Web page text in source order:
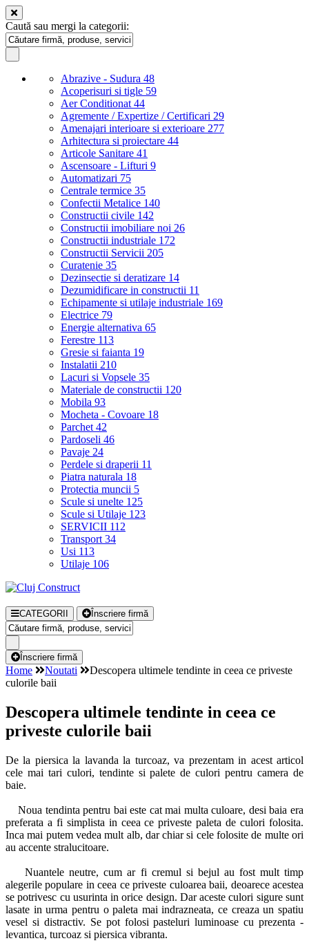
Caută sau mergi la categorii:
Abrazive - Sudura 48
Acoperisuri si tigle 59
Aer Conditionat 44
Agremente / Expertize / Certificari 29
Amenajari interioare si exterioare 277
Arhitectura si proiectare 44
Articole Sanitare 41
Ascensoare - Lifturi 9
Automatizari 75
Centrale termice 35
Confectii Metalice 140
Constructii civile 142
Constructii imobiliare noi 26
Constructii industriale 172
Constructii Servicii 205
Curatenie 35
Dezinsectie si deratizare 14
Dezumidificare in constructii 11
Echipamente si utilaje industriale 169
Electrice 79
Energie alternativa 65
Ferestre 113
Gresie si faianta 19
Instalatii 210
Lacuri si Vopsele 35
Materiale de constructii 120
Mobila 93
Mocheta - Covoare 18
Parchet 42
Pardoseli 46
Pavaje 24
Perdele si draperii 11
Piatra naturala 18
Protectia muncii 5
Scule si unelte 125
Scule si Utilaje 123
SERVICII 112
Transport 34
Usi 113
Utilaje 106
CATEGORII Înscriere firmă
Înscriere firmă
Home Noutati
Descopera ultimele tendinte in ceea ce priveste
culorile baii
Descopera ultimele tendinte in ceea ce
priveste culorile baii
De la piersica la lavanda la turcoaz, va prezentam in acest articol
cele mai tari culori, tendinte si palete de culori pentru camera de
baie.
Noua tendinta pentru bai este cat mai multa culoare, desi baia era
preferata a fi simplista in ceea ce priveste paleta de culori folosita.
Inca mai putem vedea mult alb, dar chiar si cele folosite de multe ori
au accente stralucitoare.
Nuantele neutre, cum ar fi cremul si bejul au fost mult timp
alegerile populare in ceea ce priveste culoarea baii, deoarece acestea
se potrivesc cu usurinta in orice design. Dar aceste culori sigure sunt
lasate in urma pentru o paleta mai indrazneata, ce creaza un spatiu
vesel si distractiv. Se pot folosi pasteluri luminoase cu prezenta -
levantica, turcoaz si piersica vibranta.